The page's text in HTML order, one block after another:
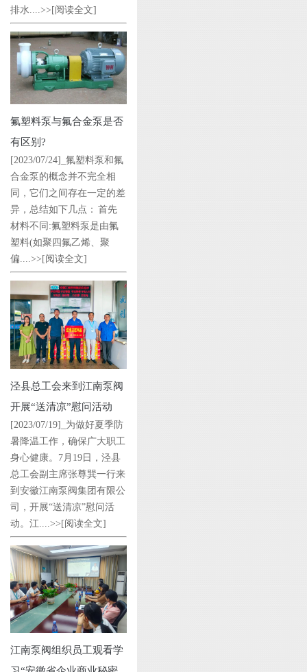
排水....>> [阅读全文]
氟塑料泵与氟合金泵是否
有区别?
[2023/07/24]_氟塑料泵和氟
合金泵的概念并不完全相
同，它们之间存在一定的差
异，总结如下几点： 首先
材料不同:氟塑料泵是由氟
塑料(如聚四氟乙烯、聚
偏....>> [阅读全文]
泾县总工会来到江南泵阀
开展“送清凉”慰问活动
[2023/07/19]_为做好夏季防
暑降温工作，确保广大职工
身心健康。7月19日，泾县
总工会副主席张尊巽一行来
到安徽江南泵阀集团有限公
司，开展“送清凉”慰问活
动。江....>>[阅读全文]
江南泵阀组织员工观看学